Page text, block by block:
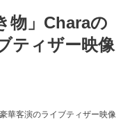
物」Charaの
ティザー映像
華客演のライブティザー映像